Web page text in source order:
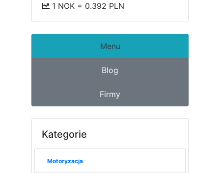
1 NOK = 0.392 PLN
Menu
Blog
Firmy
Kategorie
Motoryzacja